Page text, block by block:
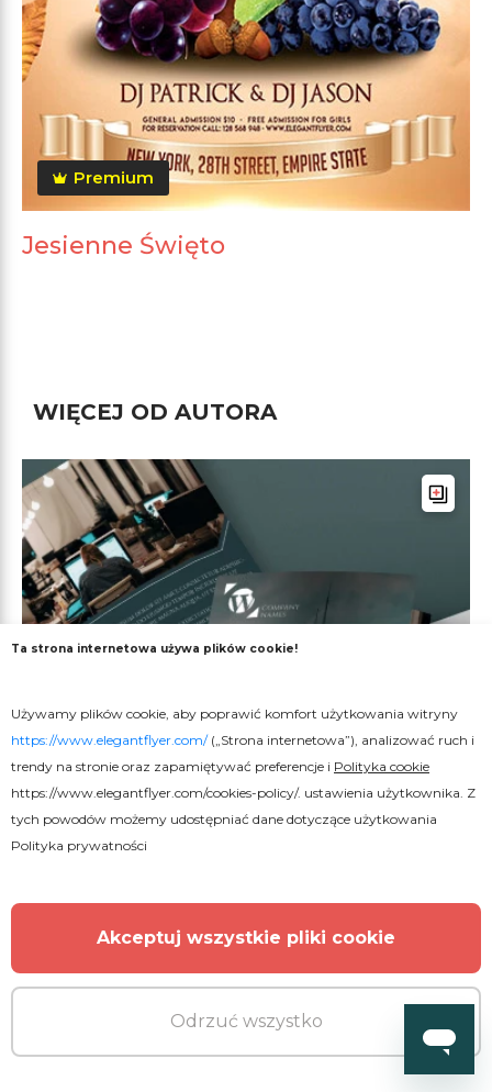
Premium
Jesienne Święto
WIĘCEJ OD AUTORA
Ta strona internetowa używa plików cookie!
Używamy plików cookie, aby poprawić komfort użytkowania witryny
https://www.elegantflyer.com/(„Strona internetowa”), analizować ruch i
trendy na stronie oraz zapamiętywać preferencje i Polityka cookie
https://www.elegantflyer.com/cookies-policy/. ustawienia użytkownika. Z
tych powodów możemy udostępniać dane dotyczące użytkowania
Polityka prywatności
Akceptuj wszystkie pliki cookie
Odrzuć wszystko